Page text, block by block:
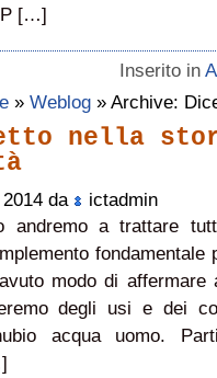
[…]
Inserito in
» Weblog » Archive:
nella
da
ictadmin
andremo a trattare
modo di affermare
degli usi e dei
acqua uomo.